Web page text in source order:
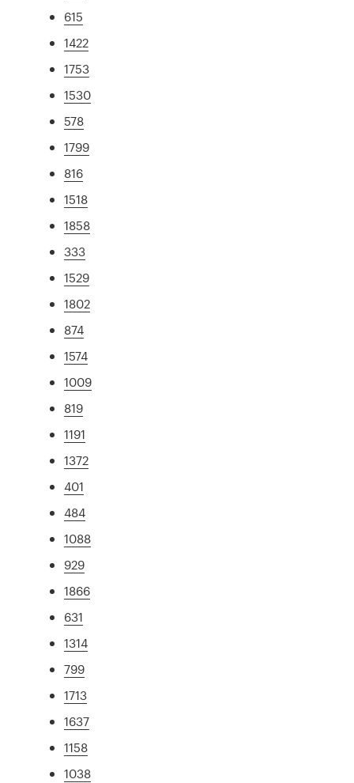
615
1422
1753
1530
578
1799
816
1518
1858
333
1529
1802
874
1574
1009
819
1191
1372
401
484
1088
929
1866
631
1314
799
1713
1637
1158
1038